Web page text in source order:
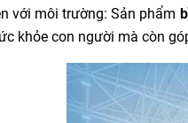
với môi trường: Sản phẩm
khỏe con người mà còn